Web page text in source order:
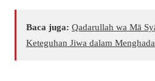
Baca juga: Qadarullah wa Mā
Keteguhan Jiwa dalam